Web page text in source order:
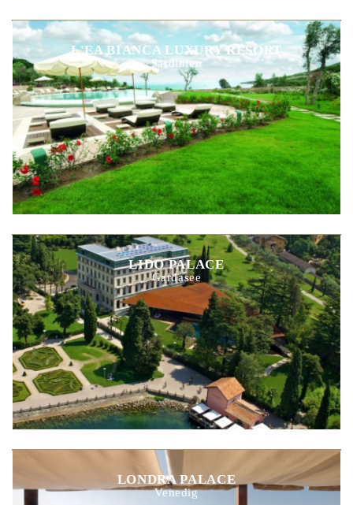
L'EA BIANCA LUXURY RESORT
Sardinien
LIDO PALACE
Gardasee
LONDRA PALACE
Venedig